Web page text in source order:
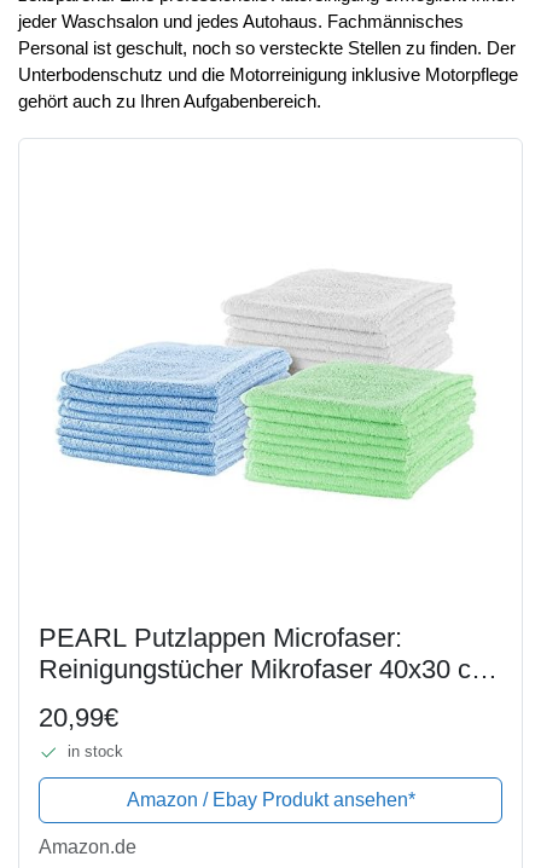
jeder Waschsalon und jedes Autohaus. Fachmännisches
Personal ist geschult, noch so versteckte Stellen zu finden. Der
Unterbodenschutz und die Motorreinigung inklusive Motorpflege
gehört auch zu Ihren Aufgabenbereich.
PEARL Putzlappen Microfaser:
Reinigungstücher Mikrofaser 40x30 cm
24 Stück im SUPER-SPARPACK
(Mikrofaser Putzlappen)
20,99€
in stock
Amazon / Ebay Produkt ansehen*
Amazon.de